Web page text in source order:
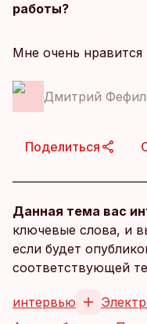
работы?
Мне очень нравится
Дмитрий
Поделиться
Данная тема вас
ключевые слова, и
если будет
соответствующей
интервью